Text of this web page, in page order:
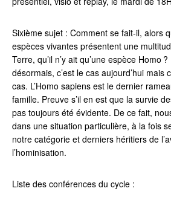
Sixième sujet : Comment se fait-il, alors
espèces vivantes présentent une
Terre, qu’il n’y ait qu’une espèce Homo
désormais, c’est le cas aujourd’hui mais
cas. L’Homo sapiens est le dernier
famille. Preuve s’il en est que la survie
pas toujours été évidente. De ce fait,
dans une situation particulière, à la fois
notre catégorie et derniers héritiers de
l’hominisation.
Liste des conférences du cycle :